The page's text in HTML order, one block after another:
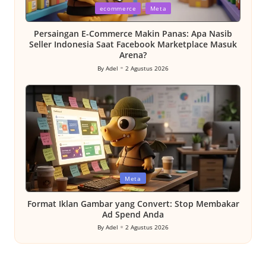
Posted
in
ecommerce Meta
Persaingan E-Commerce Makin Panas: Apa Nasib
Seller Indonesia Saat Facebook Marketplace Masuk
Arena?
Posted
by
By Adel 2 Agustus 2026
Posted
in
Meta
Format Iklan Gambar yang Convert: Stop Membakar
Ad Spend Anda
Posted
by
By Adel 2 Agustus 2026